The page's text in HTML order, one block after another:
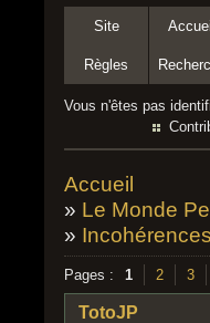
Site Accueil
Règles
Vous n'êtes pas
Accueil
» Le Monde
» Incohérences
Pages : 1 2 3
TotoJP